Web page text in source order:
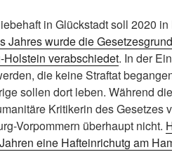
in Glückstadt soll 2020
Jahres wurde die
verabschiedet. In der
die keine Straftat
sollen dort leben. Während
Kritikerin des Gesetzes
Vorpommern überhaupt nicht.
eine Hafteinrichutg am